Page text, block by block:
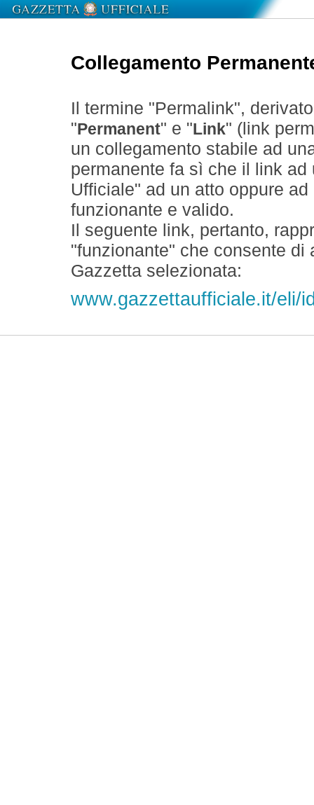
Collegamento
Il termine "Permalink",
" Permanent" e " Link" (link
un collegamento stabile ad
permanente fa sì che il link
Ufficiale" ad un atto oppure
funzionante e valido.
Il seguente link, pertanto,
"funzionante" che consente
Gazzetta selezionata:
www.gazzettaufficiale.it/eli/